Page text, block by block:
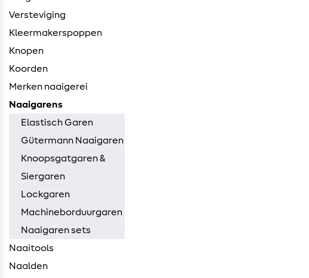
Versteviging
Kleermakerspoppen
Knopen
Koorden
Merken naaigerei
Naaigarens
Elastisch Garen
Gütermann Naaigaren
Knoopsgatgaren &
Siergaren
Lockgaren
Machineborduurgaren
Naaigaren sets
Naaitools
Naalden